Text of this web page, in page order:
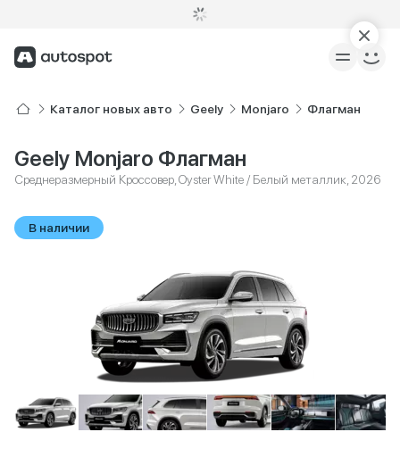
Каталог новых авто Geely Monjaro Флагман
Geely Monjaro Флагман
Среднеразмерный Кроссовер, Oyster White / Белый металлик, 2026
В наличии